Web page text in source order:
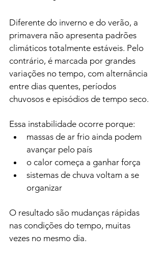
Diferente do inverno e do verão, a
primavera não apresenta padrões
climáticos totalmente estáveis. Pelo
contrário, é marcada por grandes
variações no tempo, com alternância
entre dias quentes, períodos
chuvosos e episódios de tempo seco.
Essa instabilidade ocorre porque:
massas de ar frio ainda podem
avançar pelo país
o calor começa a ganhar força
sistemas de chuva voltam a se
organizar
O resultado são mudanças rápidas
nas condições do tempo, muitas
vezes no mesmo dia.